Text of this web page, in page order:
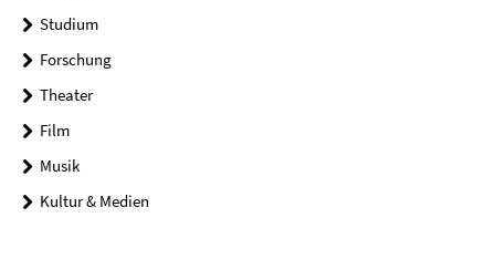
Studium
Forschung
Theater
Film
Musik
Kultur & Medien